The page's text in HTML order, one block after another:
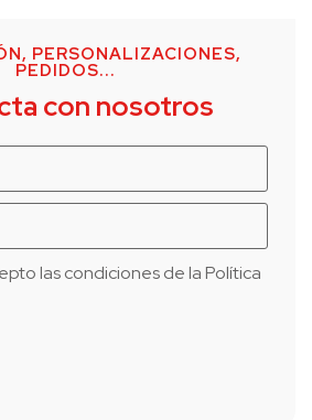
PERSONALIZACIONES,
PEDIDOS...
con nosotros
las condiciones de laPolítica